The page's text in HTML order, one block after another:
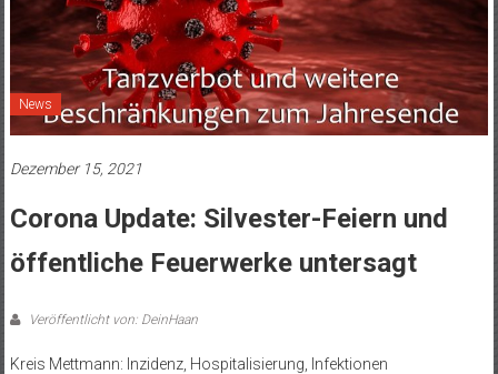
News
Dezember 15, 2021
Corona Update: Silvester-Feiern und
öffentliche Feuerwerke untersagt
Veröffentlicht von: DeinHaan
Kreis Mettmann: Inzidenz, Hospitalisierung, Infektionen